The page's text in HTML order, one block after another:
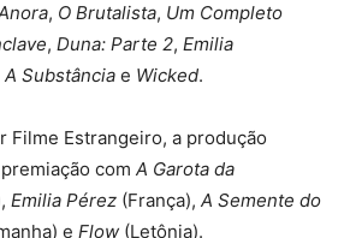
, O Brutalista, Um Completo
, Duna: Parte 2, Emilia
A Substância e Wicked.
Filme Estrangeiro, a produção
com A Garota da
Emilia Pérez (França), A Semente do
e Flow (Letônia).